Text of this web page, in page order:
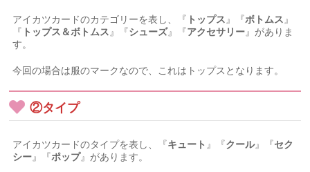
アイカツカードのカテゴリーを表し、『 トップス 』『ボトムス 』
『 トップス＆ボトムス 』『シューズ』『アクセサリー』がありま
す。
今回の場合は服のマークなので、これはトップスとなります。
②タイプ
アイカツカードのタイプを表し、『キュート 』『クール』『セク
シー』『ポップ』があります。